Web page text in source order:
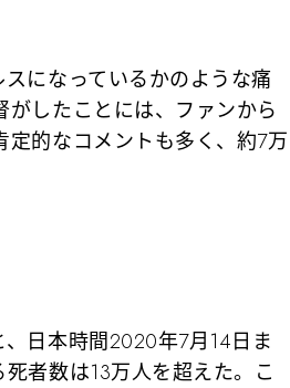
になっているかのような痛
したことには、ファンから
的なコメントも多く、約7万
日本時間2020年7月14日ま
者数は13万人を超えた。こ